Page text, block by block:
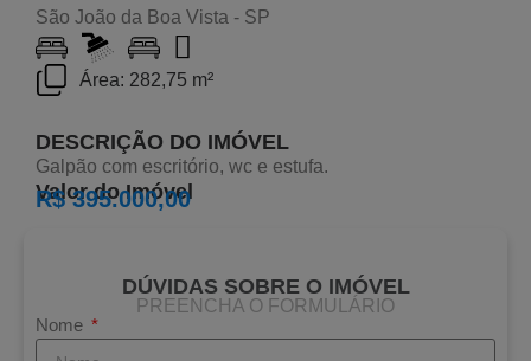
São João da Boa Vista - SP
Área: 282,75 m²
DESCRIÇÃO DO IMÓVEL
Galpão com escritório, wc e estufa.
Valor do Imóvel
R$ 395.000,00
DÚVIDAS SOBRE O IMÓVEL
PREENCHA O FORMULÁRIO
Nome